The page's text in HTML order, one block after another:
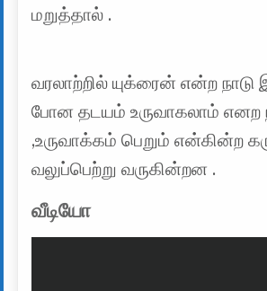
மறுத்தால் .
வரலாற்றில் யுக்ரைன் என்ற
போன தடயம் உருவாகலாம் எனற
,உருவாக்கம் பெறும் என்கின்ற
வலுப்பெற்று வருகின்றன .
வீடியோ